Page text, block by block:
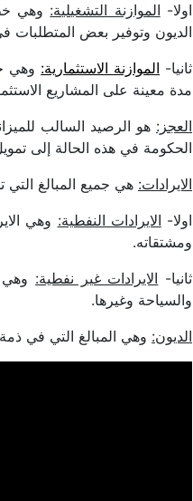
اولا- الموازنة التشغيلية: وهي
الديون وتوفير بعض المتطلبات
ثانيا- الموازنة الاستثمارية: وهي
مدة معينة على المشاريع
العجز: هو الرصيد السالب
الحكومة في هذه الحالة إلى
الايرادات: هي جميع المبالغ التي
اولا- الايرادات النفطية: وهي
ومشتقاته.
ثانيا- الايرادات غير نفطية: وهي
والسياحة وغيرها.
الديون: وهي المبالغ التي في